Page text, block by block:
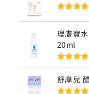
5
理膚寶
20ml
評分5
5
舒摩兒